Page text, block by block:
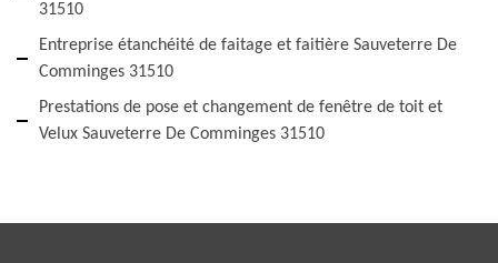
31510
Entreprise étanchéité de faitage et faitière Sauveterre De
Comminges 31510
Prestations de pose et changement de fenêtre de toit et
Velux Sauveterre De Comminges 31510